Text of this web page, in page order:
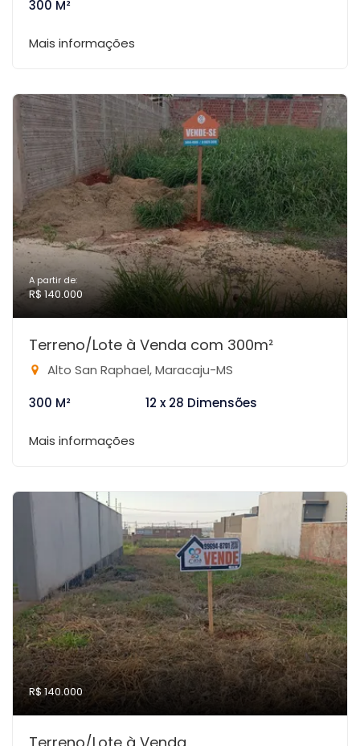
300 M²
Mais informações
A partir de:
R$ 140.000
Terreno/Lote à Venda com 300m²
Alto San Raphael, Maracaju-MS
300 M²
12 x 28 Dimensões
Mais informações
R$ 140.000